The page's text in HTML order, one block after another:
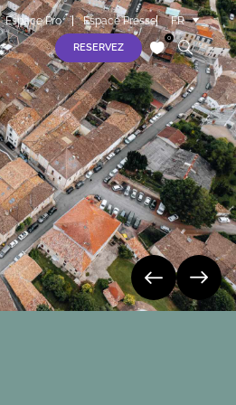
samedi 08 août
dimanche 09 août
lundi 10 août
mardi 11 août
mercredi 12 août
jeudi 13 août
RESERVEZ
0
Espace Pro Espace Presse
FR
EN
ES